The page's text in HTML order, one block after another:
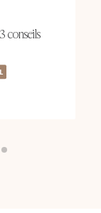
conseils